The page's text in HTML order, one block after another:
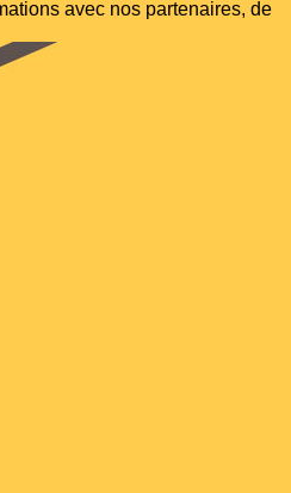
avec nos partenaires, de